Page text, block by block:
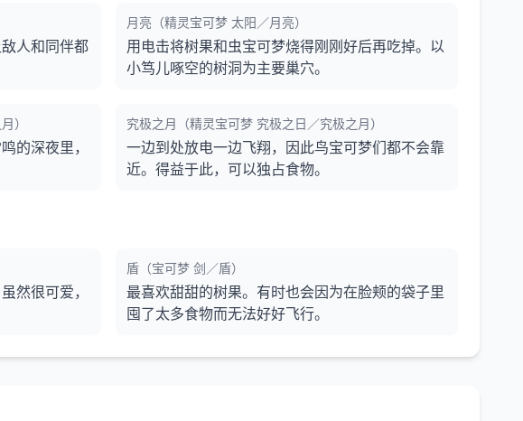
人和同伴都
月亮（精灵宝可梦 太阳／月亮）
用电击将树果和虫宝可梦烧得刚刚好后再吃掉。以
小笃儿啄空的树洞为主要巢穴。
）
的深夜里，
究极之月（精灵宝可梦 究极之日／究极之月）
一边到处放电一边飞翔，因此鸟宝可梦们都不会靠
近。得益于此，可以独占食物。
然很可爱，
盾（宝可梦 剑／盾）
最喜欢甜甜的树果。有时也会因为在脸颊的袋子里
囤了太多食物而无法好好飞行。